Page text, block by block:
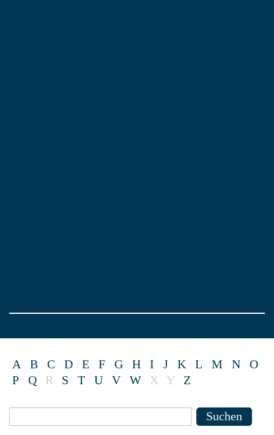
A B C D E F G H I J K L M N
O
P
Q R S T U V W X Y Z
Suchen